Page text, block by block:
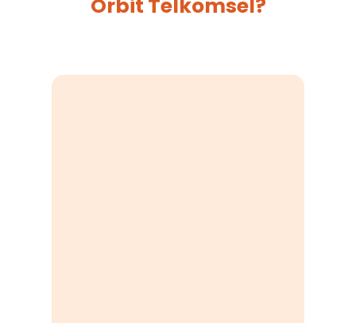
Orbit Telkomsel?